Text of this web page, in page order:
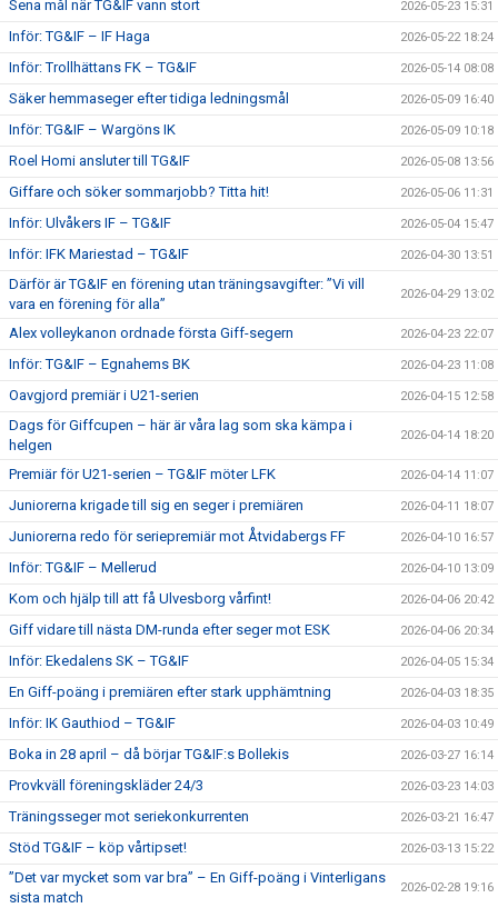
Sena mål när TG&IF vann stort 2026-05-23 15:31
Inför: TG&IF – IF Haga 2026-05-22 18:24
Inför: Trollhättans FK – TG&IF 2026-05-14 08:08
Säker hemmaseger efter tidiga ledningsmål 2026-05-09 16:40
Inför: TG&IF – Wargöns IK 2026-05-09 10:18
Roel Homi ansluter till TG&IF 2026-05-08 13:56
Giffare och söker sommarjobb? Titta hit! 2026-05-06 11:31
Inför: Ulvåkers IF – TG&IF 2026-05-04 15:47
Inför: IFK Mariestad – TG&IF 2026-04-30 13:51
Därför är TG&IF en förening utan träningsavgifter: ”Vi vill
vara en förening för alla”
2026-04-29 13:02
Alex volleykanon ordnade första Giff-segern 2026-04-23 22:07
Inför: TG&IF – Egnahems BK 2026-04-23 11:08
Oavgjord premiär i U21-serien 2026-04-15 12:58
Dags för Giffcupen – här är våra lag som ska kämpa i
helgen
2026-04-14 18:20
Premiär för U21-serien – TG&IF möter LFK 2026-04-14 11:07
Juniorerna krigade till sig en seger i premiären 2026-04-11 18:07
Juniorerna redo för seriepremiär mot Åtvidabergs FF 2026-04-10 16:57
Inför: TG&IF – Mellerud 2026-04-10 13:09
Kom och hjälp till att få Ulvesborg vårfint! 2026-04-06 20:42
Giff vidare till nästa DM-runda efter seger mot ESK 2026-04-06 20:34
Inför: Ekedalens SK – TG&IF 2026-04-05 15:34
En Giff-poäng i premiären efter stark upphämtning 2026-04-03 18:35
Inför: IK Gauthiod – TG&IF 2026-04-03 10:49
Boka in 28 april – då börjar TG&IF:s Bollekis 2026-03-27 16:14
Provkväll föreningskläder 24/3 2026-03-23 14:03
Träningsseger mot seriekonkurrenten 2026-03-21 16:47
Stöd TG&IF – köp vårtipset! 2026-03-13 15:22
”Det var mycket som var bra” – En Giff-poäng i Vinterligans
sista match
2026-02-28 19:16